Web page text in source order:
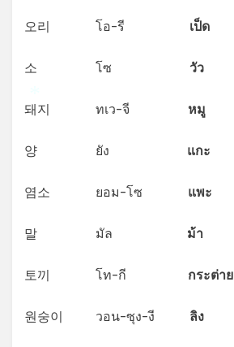
오리 โอ-รี เป็ด
소 โซ วัว
돼지 ทเว-จี หมู
양 ยัง แกะ
염소 ยอม-โซ แพะ
말 มัล ม้า
토끼 โท-กี กระต่าย
원숭이 วอน-ซุง-งี ลิง
*